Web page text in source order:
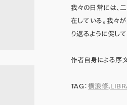
我々の日常には、
在している。我々
り返るように促し
作者自身による序
TAG：横浪修,